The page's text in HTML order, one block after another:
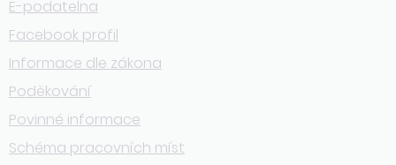
E-podatelna
Facebook profil
Informace dle zákona
Poděkování
Povinné informace
Schéma pracovních míst